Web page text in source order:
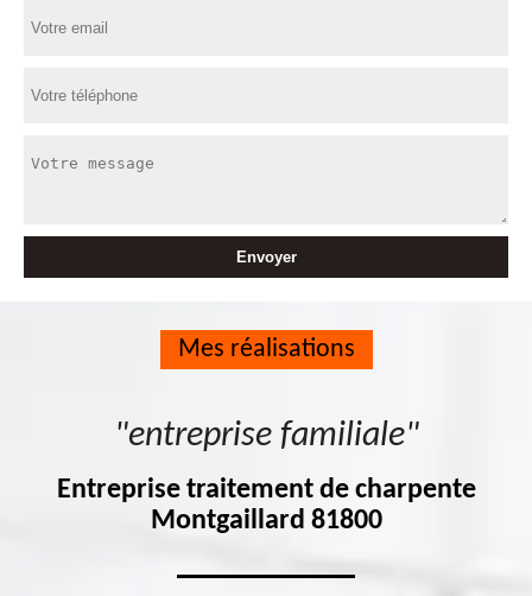
Mes réalisations
"entreprise familiale"
Entreprise traitement de charpente
Montgaillard 81800